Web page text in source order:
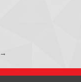
→